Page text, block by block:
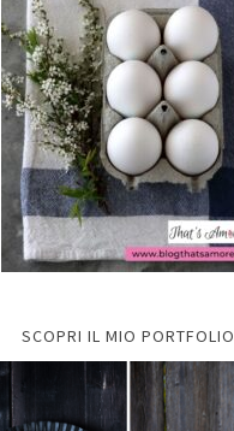
SCOPRI IL MIO PORTFOLIO